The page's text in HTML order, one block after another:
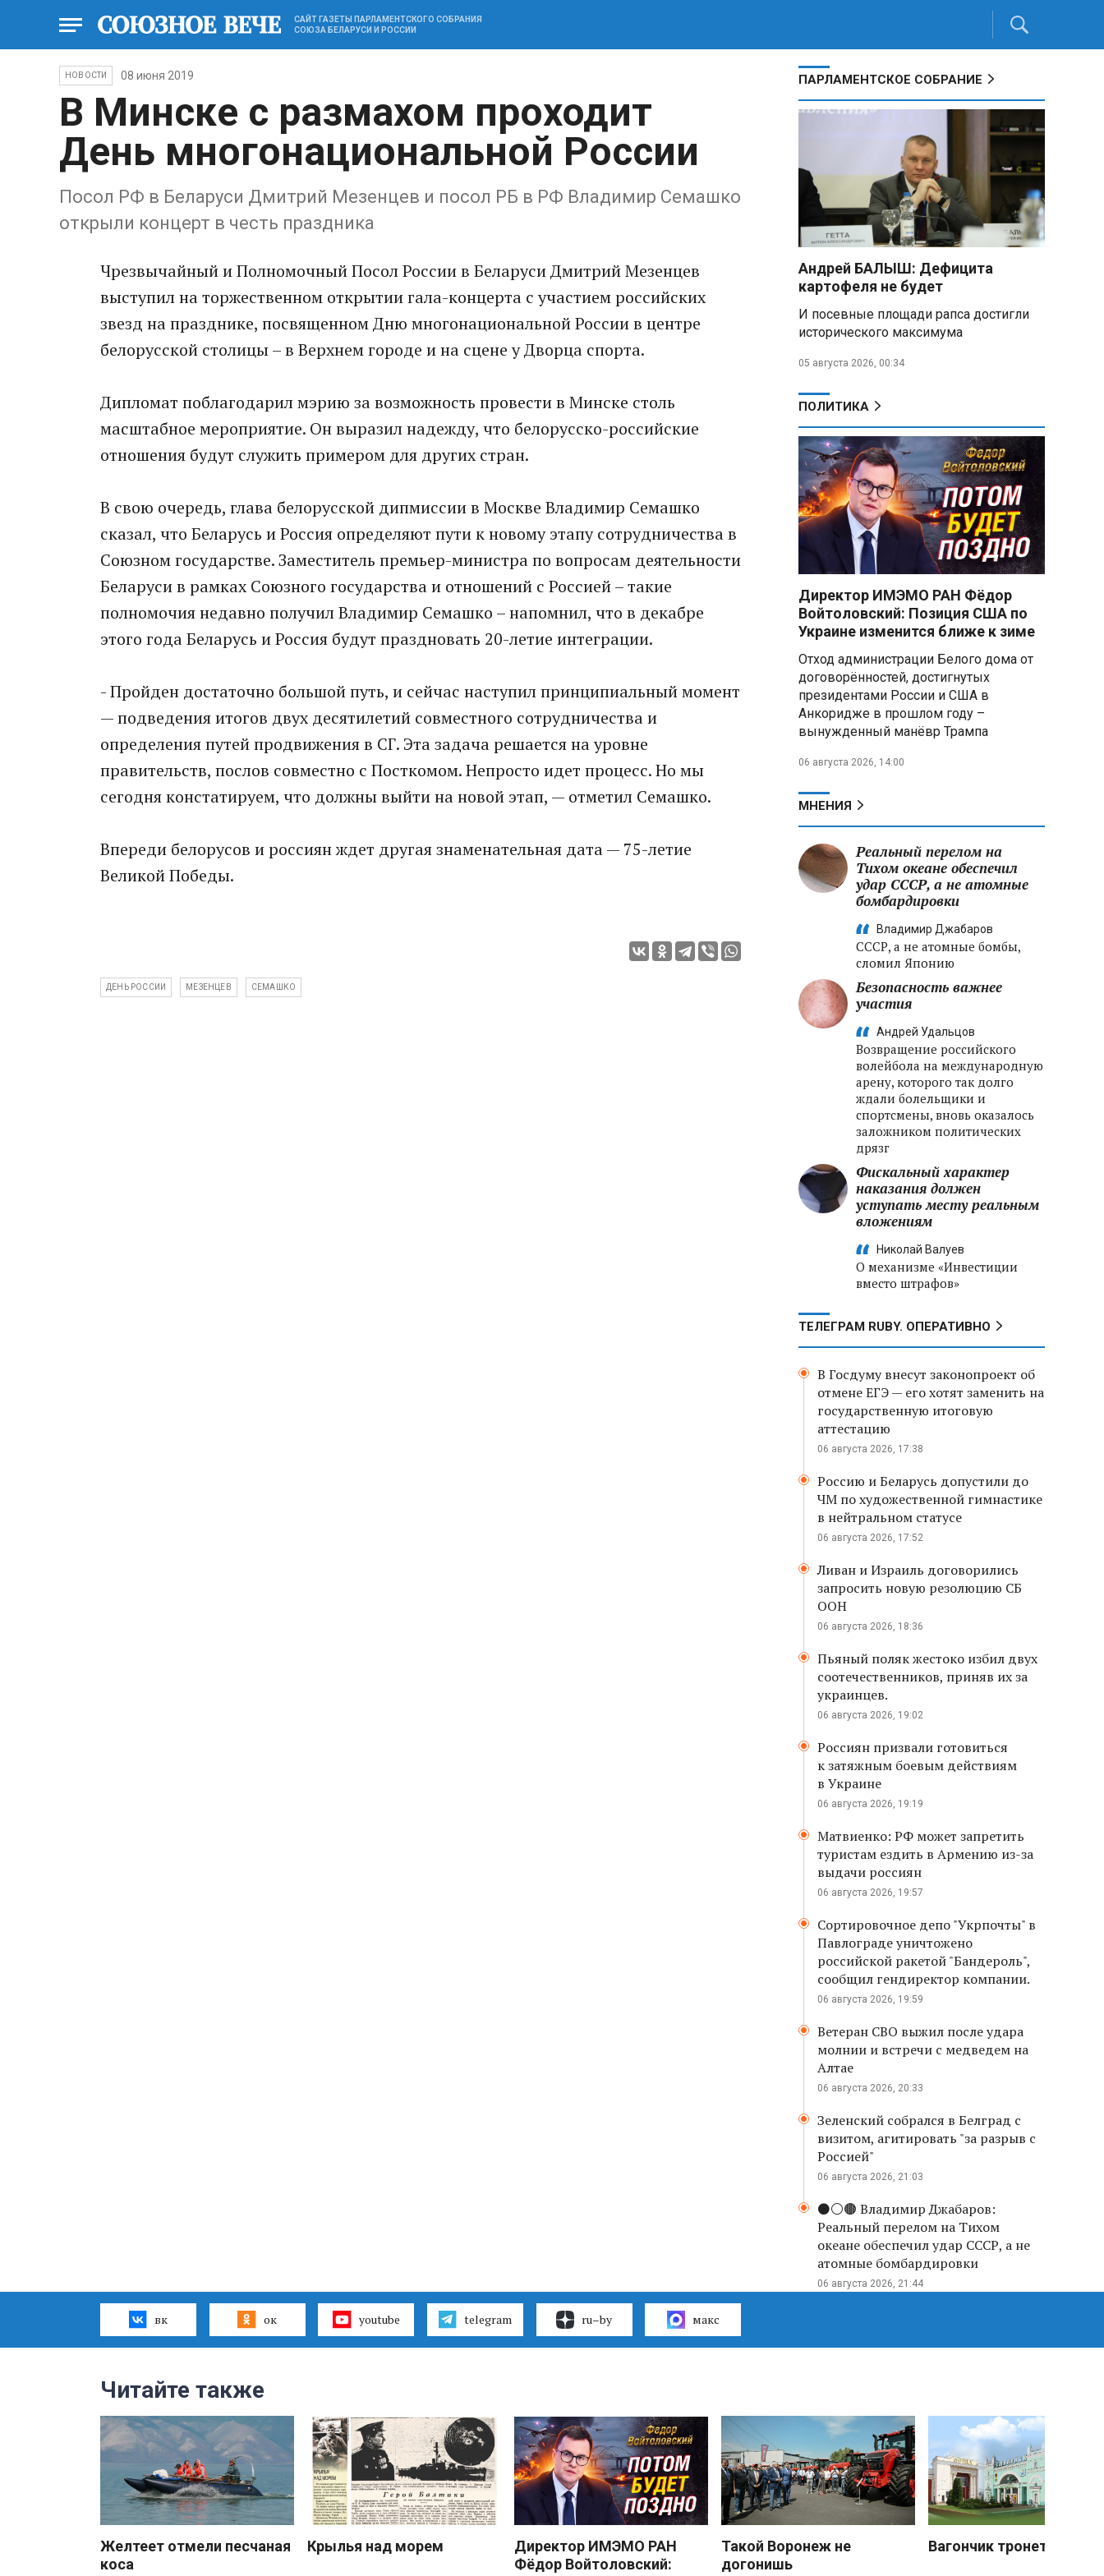
САЙТ ГАЗЕТЫ ПАРЛАМЕНТСКОГО СОБРАНИЯ
СОЮЗА БЕЛАРУСИ И РОССИИ
НОВОСТИ 08 июня 2019
В Минске с размахом проходит
День многонациональной России
Посол РФ в Беларуси Дмитрий Мезенцев и посол РБ в РФ Владимир Семашко
открыли концерт в честь праздника
Чрезвычайный и Полномочный Посол России в Беларуси Дмитрий Мезенцев
выступил на торжественном открытии гала-концерта с участием российских
звезд на празднике, посвященном Дню многонациональной России в центре
белорусской столицы – в Верхнем городе и на сцене у Дворца спорта.
Дипломат поблагодарил мэрию за возможность провести в Минске столь
масштабное мероприятие. Он выразил надежду, что белорусско-российские
отношения будут служить примером для других стран.
В свою очередь, глава белорусской дипмиссии в Москве Владимир Семашко
сказал, что Беларусь и Россия определяют пути к новому этапу сотрудничества в
Союзном государстве. Заместитель премьер-министра по вопросам деятельности
Беларуси в рамках Союзного государства и отношений с Россией – такие
полномочия недавно получил Владимир Семашко – напомнил, что в декабре
этого года Беларусь и Россия будут праздновать 20-летие интеграции.
- Пройден достаточно большой путь, и сейчас наступил принципиальный момент
— подведения итогов двух десятилетий совместного сотрудничества и
определения путей продвижения в СГ. Эта задача решается на уровне
правительств, послов совместно с Посткомом. Непросто идет процесс. Но мы
сегодня констатируем, что должны выйти на новой этап, — отметил Семашко.
Впереди белорусов и россиян ждет другая знаменательная дата — 75-летие
Великой Победы.
ДЕНЬ РОССИИ МЕЗЕНЦЕВ СЕМАШКО
ПАРЛАМЕНТСКОЕ СОБРАНИЕ
Андрей БАЛЫШ: Дефицита
картофеля не будет
И посевные площади рапса достигли
исторического максимума
05 августа 2026, 00:34
ПОЛИТИКА
Директор ИМЭМО РАН Фёдор
Войтоловский: Позиция США по
Украине изменится ближе к зиме
Отход администрации Белого дома от
договорённостей, достигнутых
президентами России и США в
Анкоридже в прошлом году –
вынужденный манёвр Трампа
06 августа 2026, 14:00
МНЕНИЯ
Реальный перелом на
Тихом океане обеспечил
удар СССР, а не атомные
бомбардировки
Владимир Джабаров
СССР, а не атомные бомбы,
сломил Японию
Безопасность важнее
участия
Андрей Удальцов
Возвращение российского
волейбола на международную
арену, которого так долго
ждали болельщики и
спортсмены, вновь оказалось
заложником политических
дрязг
Фискальный характер
наказания должен
уступать месту реальным
вложениям
Николай Валуев
О механизме «Инвестиции
вместо штрафов»
ТЕЛЕГРАМ RUBY. ОПЕРАТИВНО
В Госдуму внесут законопроект об
отмене ЕГЭ — его хотят заменить на
государственную итоговую
аттестацию
06 августа 2026, 17:38
Россию и Беларусь допустили до
ЧМ по художественной гимнастике
в нейтральном статусе
06 августа 2026, 17:52
Ливан и Израиль договорились
запросить новую резолюцию СБ
ООН
06 августа 2026, 18:36
Пьяный поляк жестоко избил двух
соотечественников, приняв их за
украинцев.
06 августа 2026, 19:02
Россиян призвали готовиться
к затяжным боевым действиям
в Украине
06 августа 2026, 19:19
Матвиенко: РФ может запретить
туристам ездить в Армению из-за
выдачи россиян
06 августа 2026, 19:57
Сортировочное депо "Укрпочты" в
Павлограде уничтожено
российской ракетой "Бандероль",
сообщил гендиректор компании.
06 августа 2026, 19:59
Ветеран СВО выжил после удара
молнии и встречи с медведем на
Алтае
06 августа 2026, 20:33
Зеленский собрался в Белград с
визитом, агитировать "за разрыв с
Россией"
06 августа 2026, 21:03
⚫️⚪️🟤 Владимир Джабаров:
Реальный перелом на Тихом
океане обеспечил удар СССР, а не
атомные бомбардировки
06 августа 2026, 21:44
вк ок youtube telegram ru–by макс
Читайте также
Желтеет отмели песчаная
коса
Крылья над морем
Директор ИМЭМО РАН
Фёдор Войтоловский:
Такой Воронеж не
догонишь
Вагончик тронется